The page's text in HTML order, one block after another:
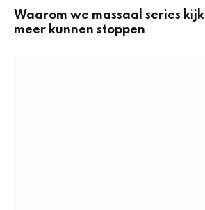
Waarom we massaal series
meer kunnen stoppen